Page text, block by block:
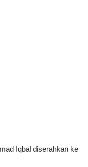
Iqbal diserahkan ke